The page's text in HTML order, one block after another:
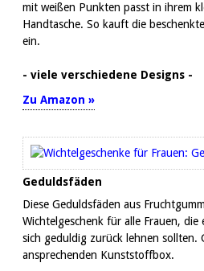
mit weißen Punkten passt in ihrem
Handtasche. So kauft die
ein.
- viele verschiedene Designs -
Zu Amazon »
Geduldsfäden
Diese Geduldsfäden aus
Wichtelgeschenk für alle Frauen, die
sich geduldig zurück lehnen sollten.
ansprechenden Kunststoffbox.